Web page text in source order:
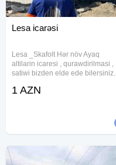
Lesa icarəsi
Lesa _Skafolt Hər növ Ayaq
altilarin icaresi , qurawdirilmasi ,
satiwi bizden elde ede bilersiniz.
briqadamiz terefinden keyfiyetli
1 AZN